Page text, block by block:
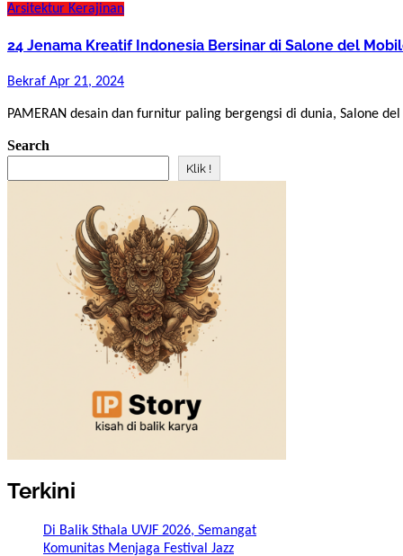
Arsitektur Kerajinan
24 Jenama Kreatif Indonesia Bersinar di Salone del
Bekraf Apr 21, 2024
PAMERAN desain dan furnitur paling bergengsi di dunia, Salone
Search
Klik !
Terkini
Di Balik Sthala UVJF 2026, Semangat
Komunitas Menjaga Festival Jazz